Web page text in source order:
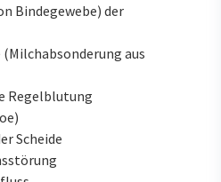
Bindegewebe) der
aus
Regelblutung
Scheide